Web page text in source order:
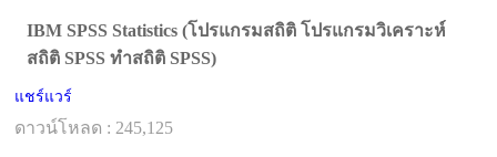
IBM SPSS Statistics (โปรแกรมสถิติ โปรแกรมวิเคราะห์
สถิติ SPSS ทำสถิติ SPSS)
แชร์แวร์
ดาวน์โหลด : 245,125